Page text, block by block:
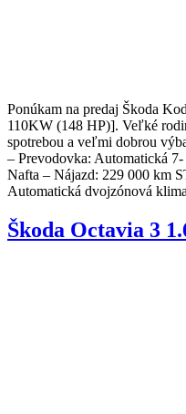
Ponúkam na predaj Škoda
110KW (148 HP)]. Veľké
spotrebou a veľmi dobrou
– Prevodovka: Automatická
Nafta – Nájazd: 229 000 km
Automatická dvojzónová
Škoda Octavia 3